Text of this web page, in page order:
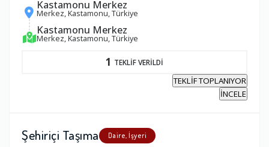
Kastamonu Merkez
Merkez, Kastamonu, Türkiye
Kastamonu Merkez
Merkez, Kastamonu, Türkiye
1 TEKLİF VERİLDİ
TEKLİF TOPLANIYOR
İNCELE
Şehiriçi Taşıma Daire, İşyeri